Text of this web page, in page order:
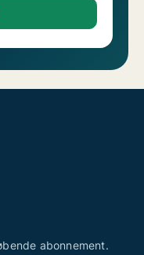
abonnement.